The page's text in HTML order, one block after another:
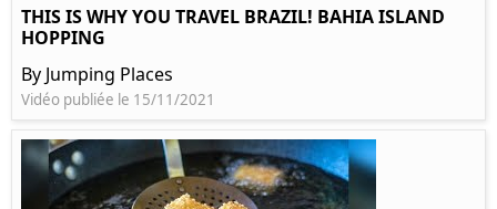
THIS IS WHY YOU TRAVEL BRAZIL! BAHIA ISLAND
HOPPING
By Jumping Places
Vidéo publiée le 15/11/2021